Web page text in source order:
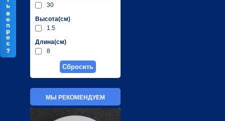
30
Высота(см)
1.5
Длина(см)
8
МЫ РЕКОМЕНДУЕМ